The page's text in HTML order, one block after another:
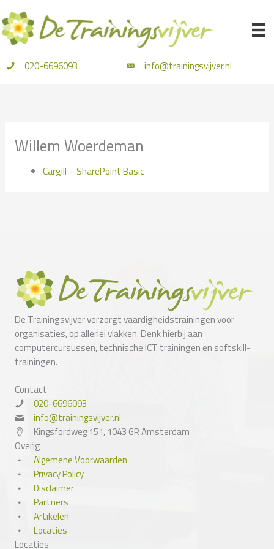
naar
de
inhoud
020-6696093 info@trainingsvijver.nl
Willem Woerdeman
Cargill – SharePoint Basic
De Trainingsvijver verzorgt vaardigheidstrainingen voor
organisaties, op allerlei vlakken. Denk hierbij aan
computercursussen, technische ICT trainingen en softskill-
trainingen.
Contact
020-6696093
info@trainingsvijver.nl
Kingsfordweg 151, 1043 GR Amsterdam
Overig
Algemene Voorwaarden
Privacy Policy
Disclaimer
Partners
Artikelen
Locaties
Locaties